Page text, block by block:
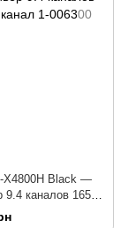
X4800H Black —
9.4 каналов 165